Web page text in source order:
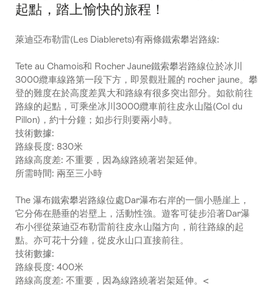
起點，踏上愉快的旅程！
萊迪亞布勒雷(Les Diablerets)有兩條鐵索攀岩路線:
Tete au Chamois和 Rocher Jaune鐵索攀岩路線位於冰川
3000纜車線路第一段下方，即景觀壯麗的 rocher jaune。攀
登的難度在於高度差異大和路線有很多突出部分。如欲前往
路線的起點，可乘坐冰川3000纜車前往皮永山隘(Col du
Pillon)，約十分鐘；如步行則要兩小時。
技術數據:
路線長度: 830米
路線高度差: 不重要，因為線路繞著岩架延伸。
所需時間: 兩至三小時
The 瀑布鐵索攀岩路線位處Dar瀑布右岸的一個小懸崖上，
它分佈在懸垂的岩壁上，活動性強。遊客可徒步沿著Dar瀑
布小徑從萊迪亞布勒雷前往皮永山隘方向，前往路線的起
點。亦可花十分鐘，從皮永山口直接前往。
技術數據:
路線長度: 400米
路線高度差: 不重要，因為線路繞著岩架延伸。<